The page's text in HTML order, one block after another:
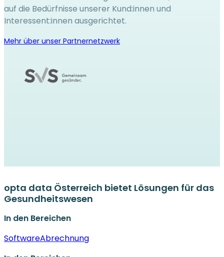
auf die Bedürfnisse unserer Kund:innen und
Interessent:innen ausgerichtet.
Mehr über unser Partnernetzwerk
opta data Österreich bietet Lösungen für das
Gesundheitswesen
In den Bereichen
SoftwareAbrechnung